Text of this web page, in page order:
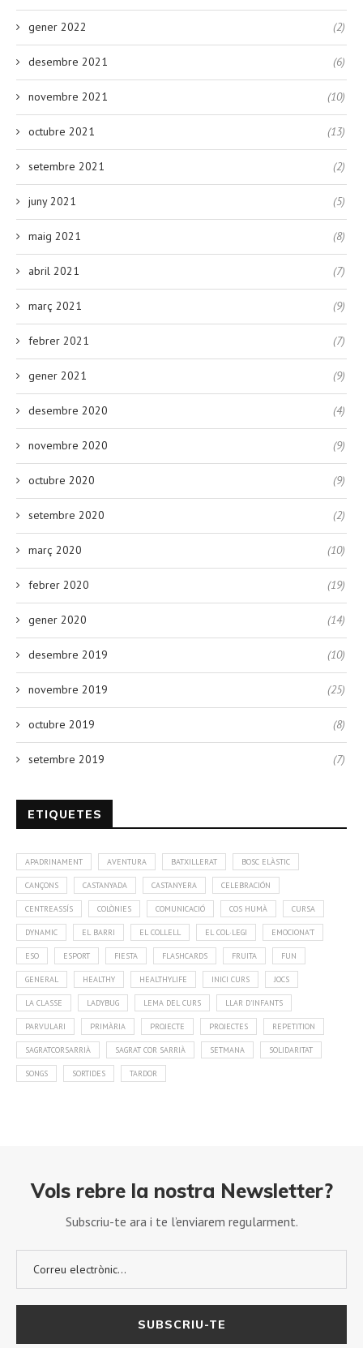
gener 2022 (2)
desembre 2021 (6)
novembre 2021 (10)
octubre 2021 (13)
setembre 2021 (2)
juny 2021 (5)
maig 2021 (8)
abril 2021 (7)
març 2021 (9)
febrer 2021 (7)
gener 2021 (9)
desembre 2020 (4)
novembre 2020 (9)
octubre 2020 (9)
setembre 2020 (2)
març 2020 (10)
febrer 2020 (19)
gener 2020 (14)
desembre 2019 (10)
novembre 2019 (25)
octubre 2019 (8)
setembre 2019 (7)
ETIQUETES
APADRINAMENT AVENTURA BATXILLERAT BOSC ELÀSTIC
CANÇONS CASTANYADA CASTANYERA CELEBRACIÓN
CENTREASSÍS COLÒNIES COMUNICACIÓ COS HUMÀ CURSA
DYNAMIC EL BARRI EL COLLELL EL COL·LEGI EMOCIONA'T
ESO ESPORT FIESTA FLASHCARDS FRUITA FUN
GENERAL HEALTHY HEALTHYLIFE INICI CURS JOCS
LA CLASSE LADYBUG LEMA DEL CURS LLAR D'INFANTS
PARVULARI PRIMÀRIA PROJECTE PROJECTES REPETITION
SAGRATCORSARRIÀ SAGRAT COR SARRIÀ SETMANA SOLIDARITAT
SONGS SORTIDES TARDOR
Vols rebre la nostra Newsletter?
Subscriu-te ara i te l’enviarem regularment.